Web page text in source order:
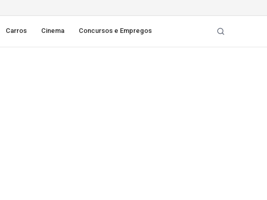
Carros Cinema Concursos e Empregos